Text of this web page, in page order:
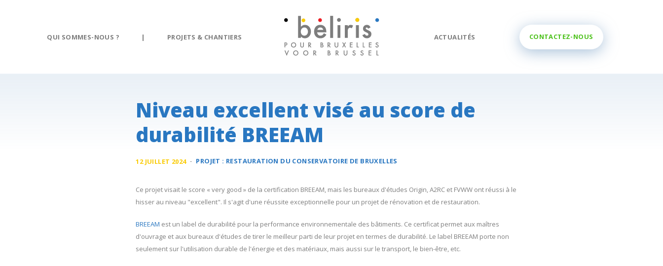
QUI SOMMES-NOUS ? | PROJETS & CHANTIERS ACTUALITÉS CONTACTEZ-NOUS
Niveau excellent visé au score de
durabilité BREEAM
12 JUILLET 2024 - PROJET : RESTAURATION DU CONSERVATOIRE DE BRUXELLES
Ce projet visait le score « very good » de la certification BREEAM, mais les bureaux d'études Origin, A2RC et FVWW ont réussi à le
hisser au niveau "excellent". Il s'agit d'une réussite exceptionnelle pour un projet de rénovation et de restauration.
BREEAM est un label de durabilité pour la performance environnementale des bâtiments. Ce certificat permet aux maîtres
d'ouvrage et aux bureaux d'études de tirer le meilleur parti de leur projet en termes de durabilité. Le label BREEAM porte non
seulement sur l'utilisation durable de l'énergie et des matériaux, mais aussi sur le transport, le bien-être, etc.